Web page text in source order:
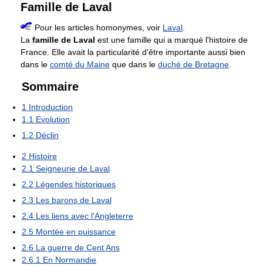
Famille de Laval
Pour les articles homonymes, voir Laval
La famille de Laval est une famille qui a marqué l'histoire de
France. Elle avait la particularité d'être importante aussi bien
dans le comté du Maine que dans le duché de Bretagne
Sommaire
1 Introduction
1.1 Evolution
1.2 Déclin
2 Histoire
2.1 Seigneurie de Laval
2.2 Légendes historiques
2.3 Les barons de Laval
2.4 Les liens avec l'Angleterre
2.5 Montée en puissance
2.6 La guerre de Cent Ans
2.6.1 En Normandie